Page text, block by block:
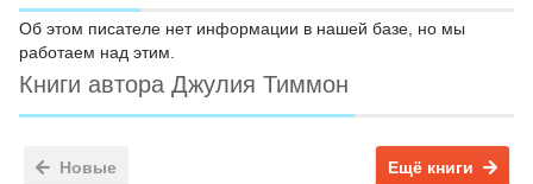
Об этом писателе нет информации в нашей базе, но мы
работаем над этим.
Книги автора Джулия Тиммон
Новые Ещё книги